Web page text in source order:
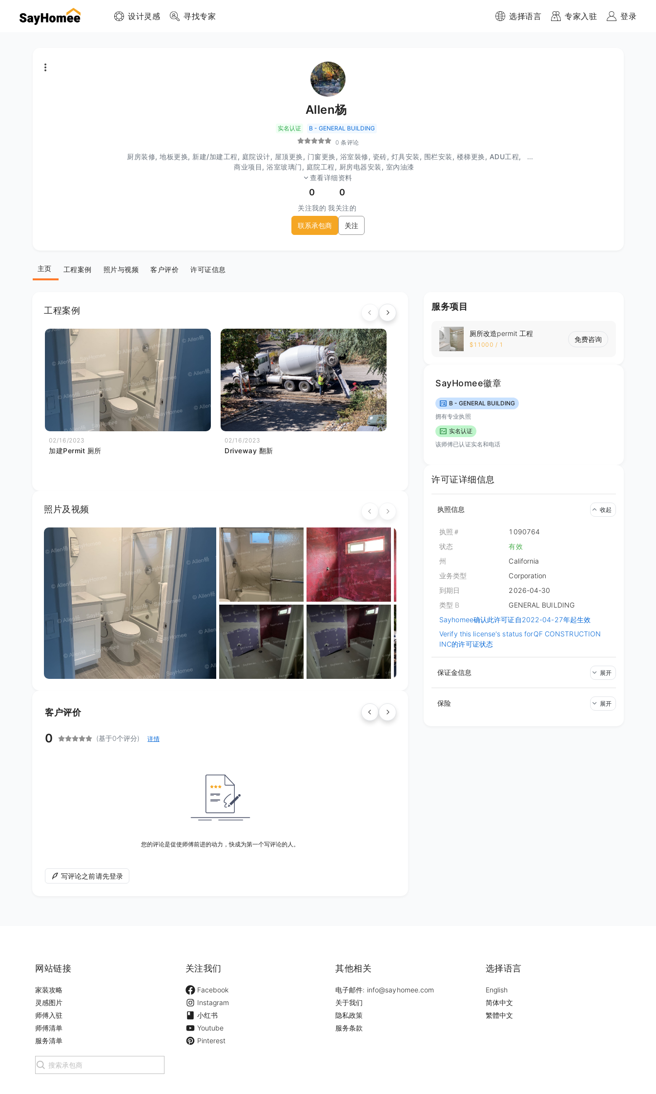
设计灵感 寻找专家 选择语言 专家入驻 登录
Allen杨
实名认证
B - GENERAL BUILDING
0 条评论
厨房装修, 地板更换, 新建/加建工程, 庭院设计, 屋顶更换, 门窗更换, 浴室裝修, 瓷砖, 灯具安装, 围栏安装, 楼梯更换, ADU工程,
商业项目, 浴室玻璃门, 庭院工程, 厨房电器安装, 室內油漆
...
查看详细资料
0
关注我的
0
我关注的
联系承包商 关注
主页 工程案例 照片与视频 客户评价 许可证信息
工程案例
02/16/2023
加建Permit 厕所
02/16/2023
Driveway 翻新
02/16/2023
照片及视频
客户评价
0 (基于0个评分) 详情
您的评论是促使师傅前进的动力，快成为第一个写评论的人。
写评论之前请先登录
服务项目
厕所改造permit 工程
$11000 / 1
免费咨询
SayHomee徽章
B - GENERAL BUILDING
拥有专业执照
实名认证
该师傅已认证实名和电话
许可证详细信息
执照信息 收起
执照＃
1090764
状态
有效
州
California
业务类型
Corporation
到期日
2026-04-30
类型 B
GENERAL BUILDING
Sayhomee确认此许可证自2022-04-27年起生效
Verify this license's status forQF CONSTRUCTION
INC的许可证状态
保证金信息 展开
保险 展开
网站链接
家装攻略
灵感图片
师傅入驻
师傅清单
服务清单
关注我们
Facebook
Instagram
小红书
Youtube
Pinterest
其他相关
电子邮件: info@sayhomee.com
关于我们
隐私政策
服务条款
选择语言
English
简体中文
繁體中文